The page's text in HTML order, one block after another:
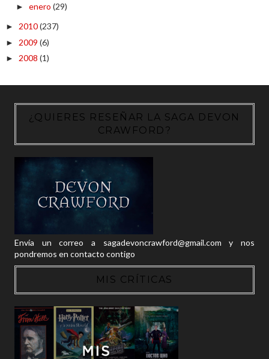
► enero (29)
► 2010(237)
► 2009 (6)
► 2008 (1)
¿QUIERES RESEÑAR LA SAGA DEVON
CRAWFORD?
Envía un correo a sagadevoncrawford@gmail.com y nos
pondremos en contacto contigo
MIS CRÍTICAS